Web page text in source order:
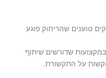
טוענים שהריחוק פוגע
שדורשים שיתוף
על התקשורת.